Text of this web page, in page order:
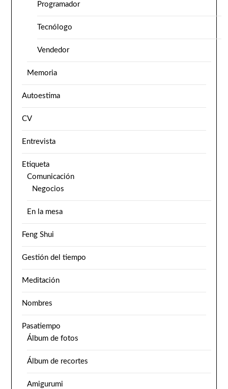
Programador
Tecnólogo
Vendedor
Memoria
Autoestima
CV
Entrevista
Etiqueta
Comunicación
Negocios
En la mesa
Feng Shui
Gestión del tiempo
Meditación
Nombres
Pasatiempo
Álbum de fotos
Álbum de recortes
Amigurumi